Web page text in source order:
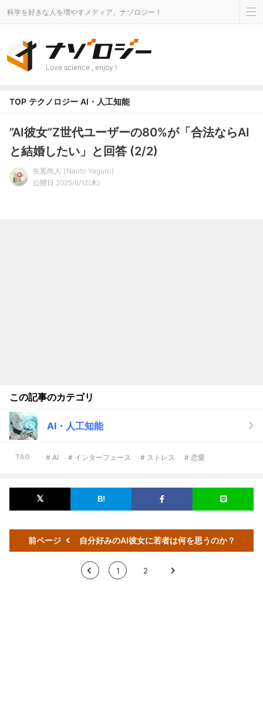
科学を好きな人を増やすメディア、ナゾロジー！
Love science , enjoy !
TOP テクノロジー AI・人工知能
”AI彼女”Z世代ユーザーの80%が「合法ならAI
と結婚したい」と回答 (2/2)
矢黒尚人
Naoto Yaguro
公開日 2025/6/12(木)
この記事のカテゴリ
AI・人工知能
TAG # AI # インターフェース # ストレス # 恋愛
前ページ 自分好みのAI彼女に若者は何を思うのか？
< 1 2 >